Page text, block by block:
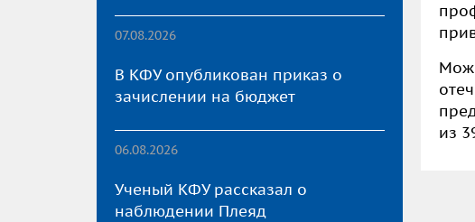
07.08.2026
В КФУ опубликован приказ о
зачислении на бюджет
06.08.2026
Ученый КФУ рассказал о
наблюдении Плеяд
из